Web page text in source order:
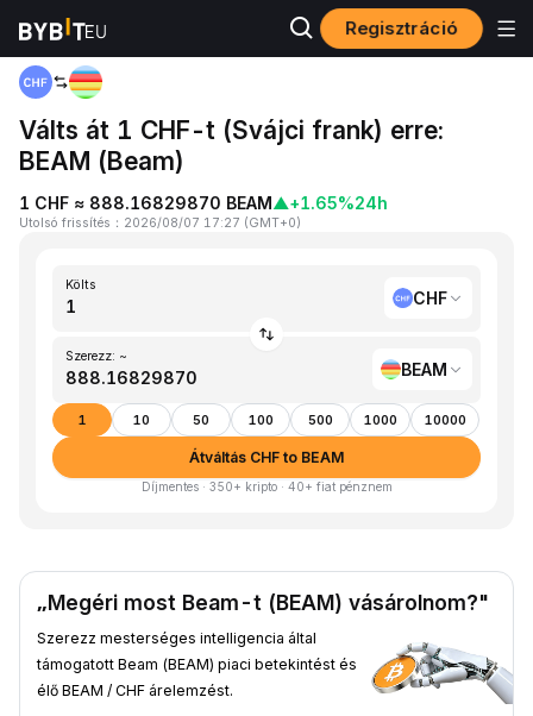
Regisztráció
Kezdőlap CHF to BEAM
Válts át 1 CHF-t (Svájci frank) erre:
BEAM (Beam)
1 CHF ≈ 888.16829870 BEAM▲+1.65%24h
Utolsó frissítés ： 2026/08/07 17:27 (GMT+0)
Költs
CHF
Szerezz: ~
BEAM
1 10 50 100 500 1000 10000
Átváltás CHF to BEAM
Díjmentes · 350+ kripto · 40+ fiat pénznem
„Megéri most Beam-t (BEAM) vásárolnom?"
Szerezz mesterséges intelligencia által
támogatott Beam (BEAM) piaci betekintést és
élő BEAM / CHF árelemzést.